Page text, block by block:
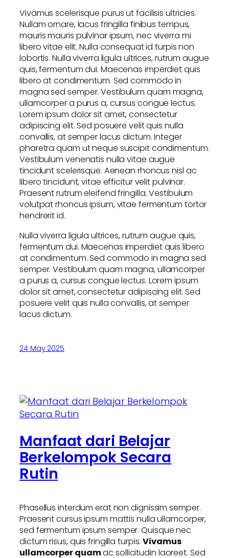
Vivamus scelerisque purus ut facilisis ultricies.
Nullam ornare, lacus fringilla finibus tempus,
mauris mauris pulvinar ipsum, nec viverra mi
libero vitae elit. Nulla consequat id turpis non
lobortis. Nulla viverra ligula ultrices, rutrum augue
quis, fermentum dui. Maecenas imperdiet quis
libero at condimentum. Sed commodo in
magna sed semper. Vestibulum quam magna,
ullamcorper a purus a, cursus congue lectus.
Lorem ipsum dolor sit amet, consectetur
adipiscing elit. Sed posuere velit quis nulla
convallis, at semper lacus dictum. Integer
pharetra quam ut neque suscipit condimentum.
Vestibulum venenatis nulla vitae augue
tincidunt scelerisque. Aenean rhoncus nisl ac
libero tincidunt, vitae efficitur velit pulvinar.
Praesent rutrum eleifend fringilla. Vestibulum
volutpat rhoncus ipsum, vitae fermentum tortor
hendrerit id.
Nulla viverra ligula ultrices, rutrum augue quis,
fermentum dui. Maecenas imperdiet quis libero
at condimentum. Sed commodo in magna sed
semper. Vestibulum quam magna, ullamcorper
a purus a, cursus congue lectus. Lorem ipsum
dolor sit amet, consectetur adipiscing elit. Sed
posuere velit quis nulla convallis, at semper
lacus dictum.
24 May 2025
Manfaat dari Belajar
Berkelompok Secara
Rutin
Phasellus interdum erat non dignissim semper.
Praesent cursus ipsum mattis nulla ullamcorper,
sed fermentum ipsum semper. Quisque nec
dictum risus, quis fringilla turpis.Vivamus
ullamcorper quamac sollicitudin laoreet. Sed